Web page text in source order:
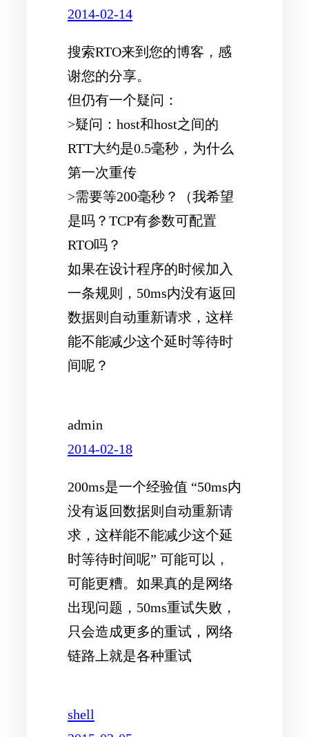
2014-02-14
搜索RTO来到您的博客，感
谢您的分享。
但仍有一个疑问：
>疑问：host和host之间的
RTT大约是0.5毫秒，为什么
第一次重传
>需要等200毫秒？（我希望
是吗？TCP有参数可配置
RTO吗？
如果在设计程序的时候加入
一条规则，50ms内没有返回
数据则自动重新请求，这样
能不能减少这个延时等待时
间呢？
admin
2014-02-18
200ms是一个经验值 “50ms内
没有返回数据则自动重新请
求，这样能不能减少这个延
时等待时间呢” 可能可以，
可能更糟。如果真的是网络
出现问题，50ms重试失败，
只会造成更多的重试，网络
链路上就是各种重试
shell